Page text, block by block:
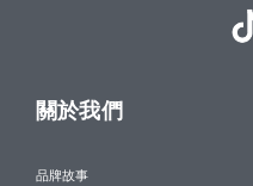
關於我們
品牌故事